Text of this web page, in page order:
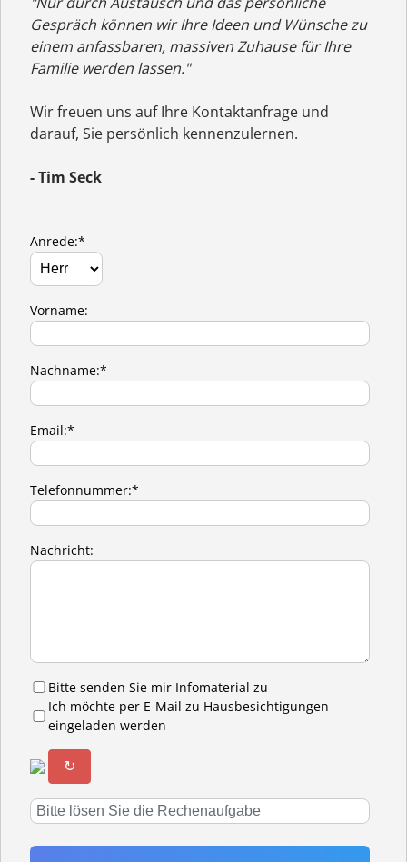
Gespräch können wir Ihre Ideen und Wünsche zu
einem anfassbaren, massiven Zuhause für Ihre
Familie werden lassen."
Wir freuen uns auf Ihre Kontaktanfrage und
darauf, Sie persönlich kennenzulernen.
- Tim Seck
Anrede:*
Vorname:
Nachname:*
Email:*
Telefonnummer:*
Nachricht:
Bitte senden Sie mir Infomaterial zu
Ich möchte per E-Mail zu Hausbesichtigungen
eingeladen werden
↻